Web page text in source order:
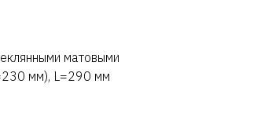
матовыми
мм), L=290 мм